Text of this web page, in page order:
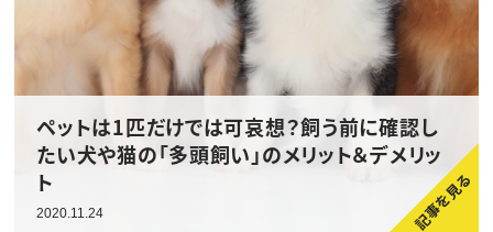
ペットは1匹だけでは可哀想？飼う前に確認し
たい犬や猫の「多頭飼い」のメリット＆デメリッ
ト
2020.11.24